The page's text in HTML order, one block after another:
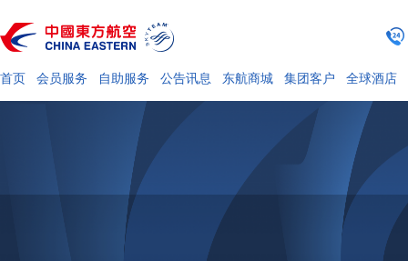
首页 会员服务 自助服务 公告讯息 东航商城 集团客户 全球酒店